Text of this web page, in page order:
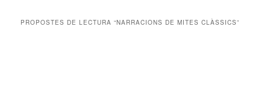
PROPOSTES DE LECTURA “NARRACIONS DE MITES CLÀSSICS”